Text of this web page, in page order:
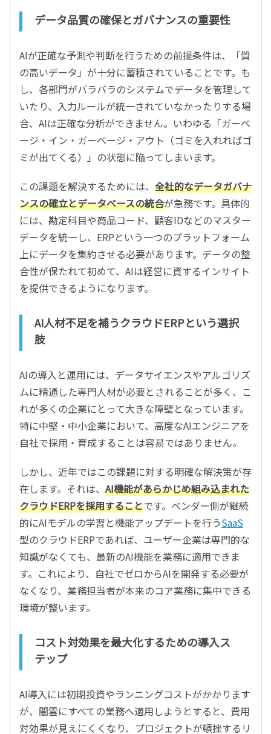
データ品質の確保とガバナンスの重要性
AIが正確な予測や判断を行うための前提条件は、「質
の高いデータ」が十分に蓄積されていることです。も
し、各部門がバラバラのシステムでデータを管理して
いたり、入力ルールが統一されていなかったりする場
合、AIは正確な分析ができません。いわゆる「ガーベ
ージ・イン・ガーベージ・アウト（ゴミを入れればゴ
ミが出てくる）」の状態に陥ってしまいます。
この課題を解決するためには、 全社的なデータガバナ
ンスの確立とデータベースの統合が急務です。具体的
には、勘定科目や商品コード、顧客IDなどのマスター
データを統一し、ERPという一つのプラットフォーム
上にデータを集約させる必要があります。データの整
合性が保たれて初めて、AIは経営に資するインサイト
を提供できるようになります。
AI人材不足を補うクラウドERPという選択
肢
AIの導入と運用には、データサイエンスやアルゴリズ
ムに精通した専門人材が必要とされることが多く、こ
れが多くの企業にとって大きな障壁となっています。
特に中堅・中小企業において、高度なAIエンジニアを
自社で採用・育成することは容易ではありません。
しかし、近年ではこの課題に対する明確な解決策が存
在します。それは、 AI機能があらかじめ組み込まれた
クラウドERPを採用することです。ベンダー側が継続
的にAIモデルの学習と機能アップデートを行うSaaS
型のクラウドERPであれば、ユーザー企業は専門的な
知識がなくても、最新のAI機能を業務に適用できま
す。これにより、自社でゼロからAIを開発する必要が
なくなり、業務担当者が本来のコア業務に集中できる
環境が整います。
コスト対効果を最大化するための導入ス
テップ
AI導入には初期投資やランニングコストがかかります
が、闇雲にすべての業務へ適用しようとすると、費用
対効果が見えにくくなり、プロジェクトが頓挫するリ